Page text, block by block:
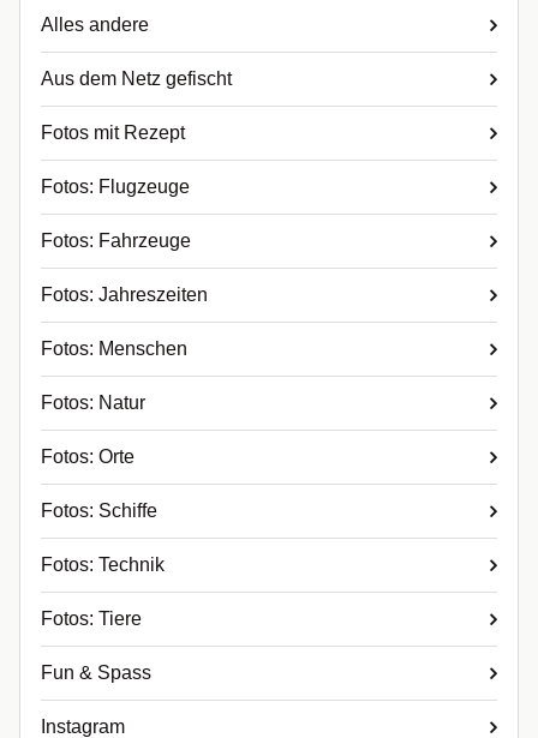
Alles andere
Aus dem Netz gefischt
Fotos mit Rezept
Fotos: Flugzeuge
Fotos: Fahrzeuge
Fotos: Jahreszeiten
Fotos: Menschen
Fotos: Natur
Fotos: Orte
Fotos: Schiffe
Fotos: Technik
Fotos: Tiere
Fun & Spass
Instagram